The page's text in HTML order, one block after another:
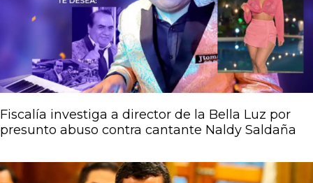
Fiscalía investiga a director de la Bella Luz por
presunto abuso contra cantante Naldy Saldaña